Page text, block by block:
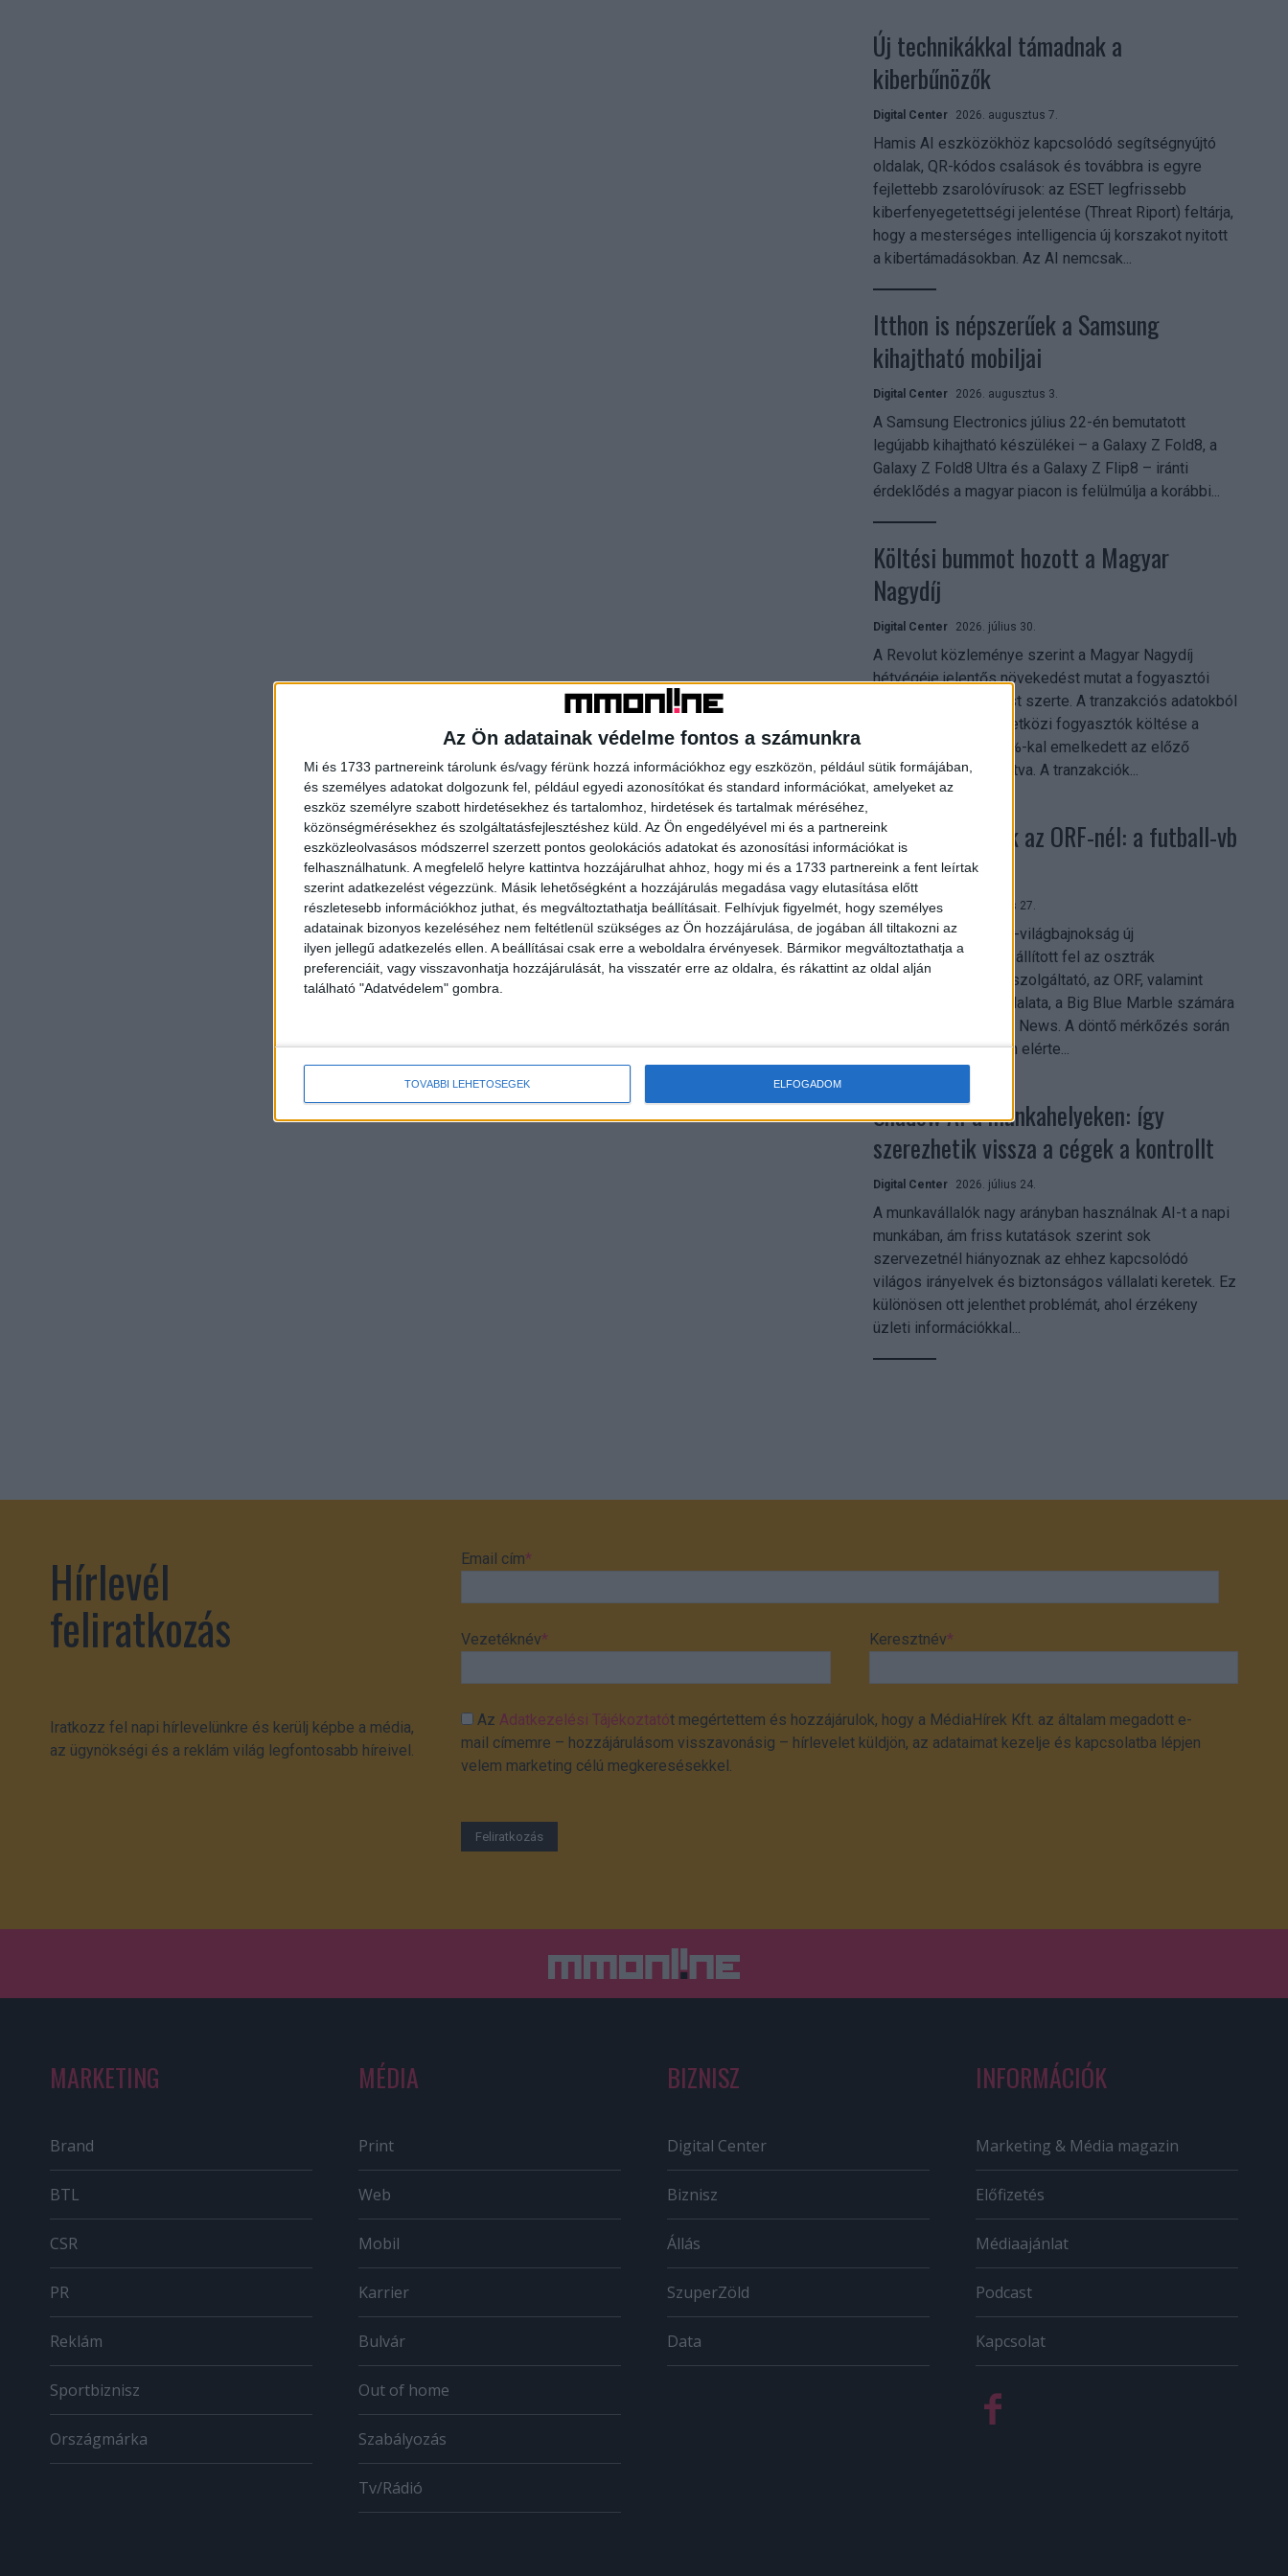
Az Ön adatainak védelme fontos a számunkra
Mi és 1733 partnereink tárolunk és/vagy férünk hozzá információkhoz egy eszközön, például sütik formájában,
és személyes adatokat dolgozunk fel, például egyedi azonosítókat és standard információkat, amelyeket az
eszköz személyre szabott hirdetésekhez és tartalomhoz, hirdetések és tartalmak méréséhez,
közönségmérésekhez és szolgáltatásfejlesztéshez küld. Az Ön engedélyével mi és a partnereink
eszközleolvasásos módszerrel szerzett pontos geolokációs adatokat és azonosítási információkat is
felhasználhatunk. A megfelelő helyre kattintva hozzájárulhat ahhoz, hogy mi és a 1733 partnereink a fent leírtak
szerint adatkezelést végezzünk. Másik lehetőségként a hozzájárulás megadása vagy elutasítása előtt
részletesebb információkhoz juthat, és megváltoztathatja beállításait. Felhívjuk figyelmét, hogy személyes
adatainak bizonyos kezeléséhez nem feltétlenül szükséges az Ön hozzájárulása, de jogában áll tiltakozni az
ilyen jellegű adatkezelés ellen. A beállításai csak erre a weboldalra érvényesek. Bármikor megváltoztathatja a
preferenciáit, vagy visszavonhatja hozzájárulását, ha visszatér erre az oldalra, és rákattint az oldal alján
található "Adatvédelem" gombra.
TOVÁBBI LEHETŐSÉGEK ELFOGADOM
Új technikákkal támadnak a
kiberbűnözők
Digital Center 2026. augusztus 7.
Hamis AI eszközökhöz kapcsolódó segítségnyújtó
oldalak, QR-kódos csalások és továbbra is egyre
fejlettebb zsarolóvírusok: az ESET legfrissebb
kiberfenyegetettségi jelentése (Threat Riport) feltárja,
hogy a mesterséges intelligencia új korszakot nyitott
a kibertámadásokban. Az AI nemcsak...
Itthon is népszerűek a Samsung
kihajtható mobiljai
Digital Center 2026. augusztus 3.
A Samsung Electronics július 22-én bemutatott
legújabb kihajtható készülékei – a Galaxy Z Fold8, a
Galaxy Z Fold8 Ultra és a Galaxy Z Flip8 – iránti
érdeklődés a magyar piacon is felülmúlja a korábbi...
Költési bummot hozott a Magyar
Nagydíj
Digital Center 2026. július 30.
A Revolut közleménye szerint a Magyar Nagydíj
hétvégéje jelentős növekedést mutat a fogyasztói
aktivitásban Budapest szerte. A tranzakciós adatokból
kiderül, hogy a nemzetközi fogyasztók költése a
versenyhétvégén 26%-kal emelkedett az előző
hétvégéhez viszonyítva. A tranzakciók...
Rekordok dőltek az ORF-nél: a futball-vb
mindent vitt
Digital Center 2026. július 27.
A 2026-os labdarúgó-világbajnokság új
streamingrekordokat állított fel az osztrák
közszolgálati műsorszolgáltató, az ORF, valamint
technológiai leányvállalata, a Big Blue Marble számára
– írja a Broadband TV News. A döntő mérkőzés során
az átlagos nézőszám elérte...
Shadow AI a munkahelyeken: így
szerezhetik vissza a cégek a kontrollt
Digital Center 2026. július 24.
A munkavállalók nagy arányban használnak AI-t a napi
munkában, ám friss kutatások szerint sok
szervezetnél hiányoznak az ehhez kapcsolódó
világos irányelvek és biztonságos vállalati keretek. Ez
különösen ott jelenthet problémát, ahol érzékeny
üzleti információkkal...
Hírlevél
feliratkozás
Iratkozz fel napi hírlevelünkre és kerülj képbe a média,
az ügynökségi és a reklám világ legfontosabb híreivel.
Email cím*
Vezetéknév* Keresztnév*
AzAdatkezelési Tájékoztatót megértettem és hozzájárulok, hogy a MédiaHírek Kft. az általam megadott e-
mail címemre – hozzájárulásom visszavonásig – hírlevelet küldjön, az adataimat kezelje és kapcsolatba lépjen
velem marketing célú megkeresésekkel.
MARKETING
Brand
BTL
CSR
PR
Reklám
Sportbiznisz
Országmárka
MÉDIA
Print
Web
Mobil
Karrier
Bulvár
Out of home
Szabályozás
Tv/Rádió
BIZNISZ
Digital Center
Biznisz
Állás
SzuperZöld
Data
INFORMÁCIÓK
Marketing & Média magazin
Előfizetés
Médiaajánlat
Podcast
Kapcsolat